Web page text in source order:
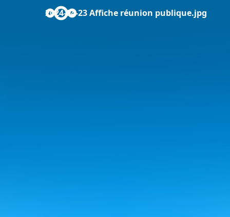
2024-04-23 Affiche réunion publique.jpg